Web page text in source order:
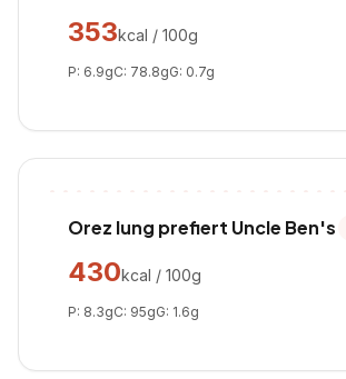
353kcal / 100g
P: 6.9gC: 78.8gG: 0.7g
Orez lung prefiert Uncle Ben's
430kcal / 100g
P: 8.3gC: 95gG: 1.6g